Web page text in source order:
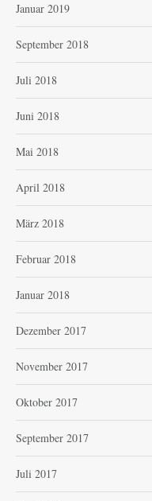
Januar 2019
September 2018
Juli 2018
Juni 2018
Mai 2018
April 2018
März 2018
Februar 2018
Januar 2018
Dezember 2017
November 2017
Oktober 2017
September 2017
Juli 2017